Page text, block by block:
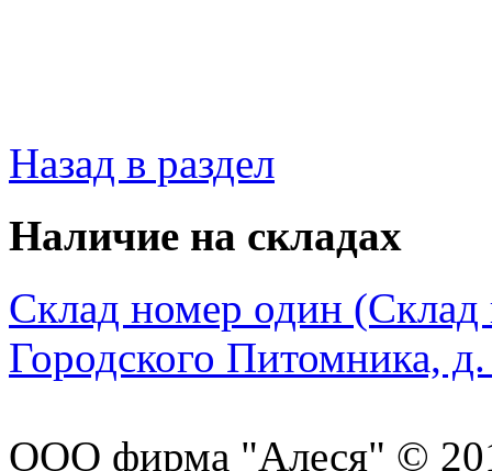
Назад в раздел
Наличие на складах
Склад номер один (Склад
Городского Питомника,
ООО фирма "Алеся" ©